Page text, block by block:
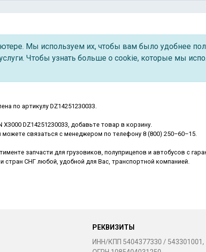
Мы используем их, чтобы вам было удобнее
Чтобы узнать больше о cookie, которые мы
по артикулу DZ14251230033.
DZ14251230033, добавьте товар в корзину.
можете связаться с менеджером по телефону8 (800) 250–60–15.
запчасти для грузовиков, полуприцепов и автобусов с
СНГ любой, удобной для Вас, транспортной компанией.
РЕКВИЗИТЫ
ИНН/КПП 5404377330 / 543301001,